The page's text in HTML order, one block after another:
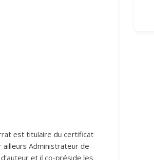
est titulaire du certificat
Administrateur de
et il co-préside les